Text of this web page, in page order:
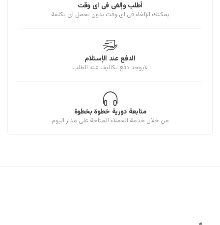
أطلب وإلغى فى اى وقت
يمكنك الإلغاء فى اى وقت بدون تحمل اى تكلفة
الدفع عند الإستلام
لايوجد دفع تكاليف عند الطلب
متابعة دورية خطوة بخطوة
من خلال خدمة العملاء المتاحة على مدار اليوم